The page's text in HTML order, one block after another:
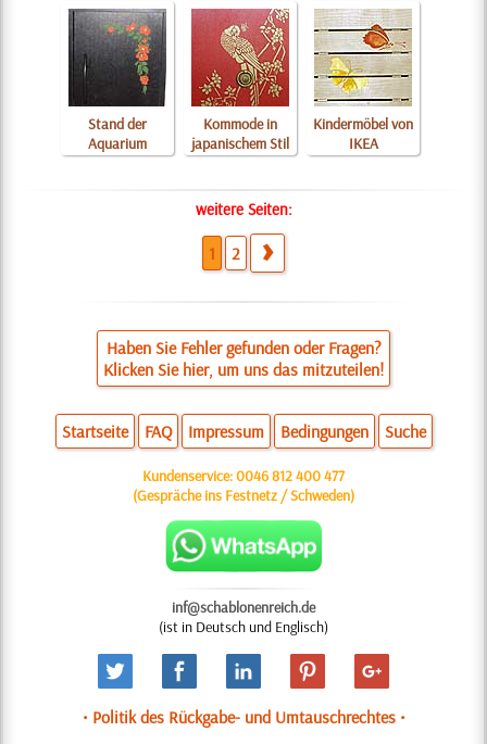
Stand der
Aquarium
Kommode in
japanischem Stil
Kindermöbel von
IKEA
weitere Seiten:
1 2
Haben Sie Fehler gefunden oder Fragen?
Klicken Sie hier, um uns das mitzuteilen!
Startseite FAQ Impressum Bedingungen Suche
Kundenservice:0046 812 400 477
(Gespräche ins Festnetz / Schweden)
inf@schablonenreich.de
(ist in Deutsch und Englisch)
• Politik des Rückgabe- und Umtauschrechtes •